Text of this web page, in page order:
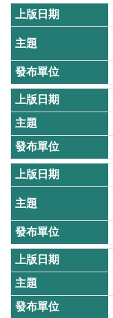
相
關
資
料
回
首
頁
網
站
導
覽
市
政
信
箱
常